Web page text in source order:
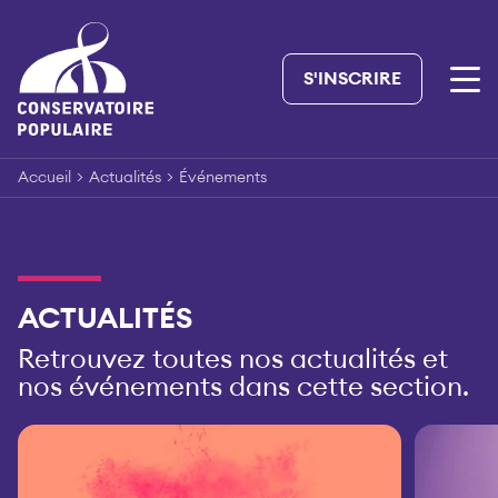
content
S'INSCRIRE
Accueil > Actualités > Événements
ACTUALITÉS
Retrouvez toutes nos actualités et
nos événements dans cette section.